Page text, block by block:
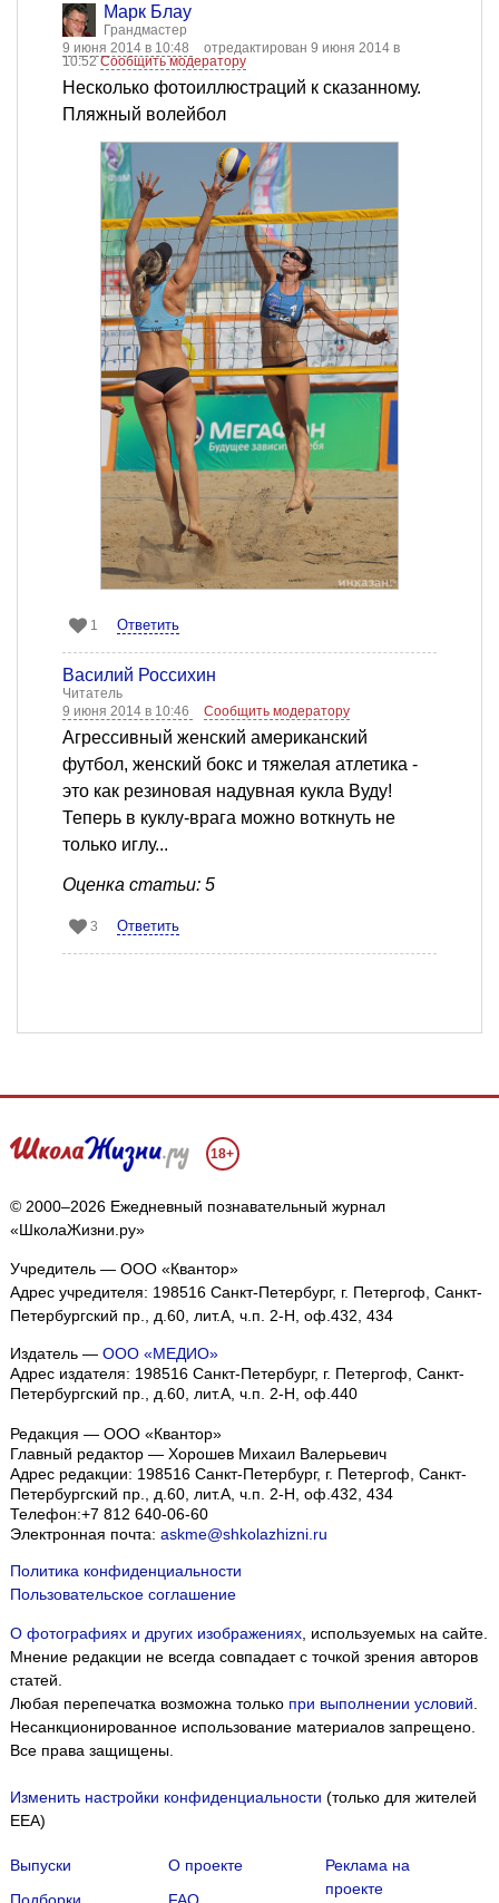
Марк Блау
Грандмастер
9 июня 2014 в 10:48
отредактирован 9 июня 2014 в
10:52Сообщить модератору
Несколько фотоиллюстраций к сказанному.
Пляжный волейбол
1 Ответить
Василий Россихин
Читатель
9 июня 2014 в 10:46
Сообщить модератору
Агрессивный женский американский
футбол, женский бокс и тяжелая атлетика -
это как резиновая надувная кукла Вуду!
Теперь в куклу-врага можно воткнуть не
только иглу...
Оценка статьи: 5
3 Ответить
18+
© 2000–2026 Ежедневный познавательный журнал
«ШколаЖизни.ру»
Учредитель — ООО «Квантор»
Адрес учредителя: 198516 Санкт-Петербург, г. Петергоф, Санкт-
Петербургский пр., д.60, лит.А, ч.п. 2-Н, оф.432, 434
Издатель — ООО «МЕДИО»
Адрес издателя: 198516 Санкт-Петербург, г. Петергоф, Санкт-
Петербургский пр., д.60, лит.А, ч.п. 2-Н, оф.440
Редакция — ООО «Квантор»
Главный редактор — Хорошев Михаил Валерьевич
Адрес редакции: 198516 Санкт-Петербург, г. Петергоф Санкт-
Петербургский пр., д.60, лит.А, ч.п. 2-Н, оф.432, 434
Телефон:+7 812 640-06-60
Электронная почта: askme@shkolazhizni.ru
Политика конфиденциальности
Пользовательское соглашение
О фотографиях и других изображениях, используемых на сайте.
Мнение редакции не всегда совпадает с точкой зрения авторов
статей.
Любая перепечатка возможна только при выполнении условий
Несанкционированное использование материалов запрещено.
Все права защищены.
Изменить настройки конфиденциальности (только для жителей
EEA)
Выпуски
Подборки
О проекте
FAQ
Реклама на
проекте